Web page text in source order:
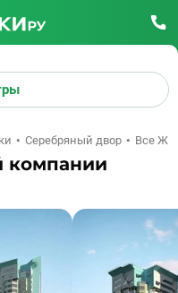
Серебряный двор Все ЖК
компании